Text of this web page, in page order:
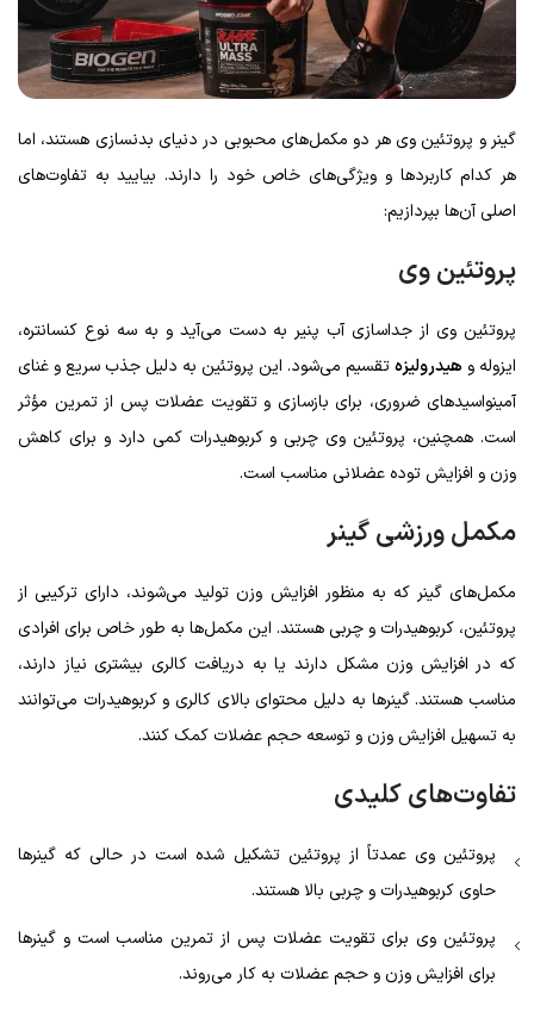
گینر و پروتئین وی هر دو مکمل‌های محبوبی در دنیای بدنسازی هستند، اما
هر کدام کاربردها و ویژگی‌های خاص خود را دارند. بیایید به تفاوت‌های
اصلی آن‌ها بپردازیم:
پروتئین وی
پروتئین وی از جداسازی آب پنیر به دست می‌آید و به سه نوع کنسانتره،
ایزوله و هیدرولیزهتقسیم می‌شود. این پروتئین به دلیل جذب سریع و غنای
آمینواسیدهای ضروری، برای بازسازی و تقویت عضلات پس از تمرین مؤثر
است. همچنین، پروتئین وی چربی و کربوهیدرات کمی دارد و برای کاهش
وزن و افزایش توده عضلانی مناسب است.
مکمل ورزشی گینر
مکمل‌های گینر که به منظور افزایش وزن تولید می‌شوند، دارای ترکیبی از
پروتئین، کربوهیدرات و چربی هستند. این مکمل‌ها به طور خاص برای افرادی
که در افزایش وزن مشکل دارند یا به دریافت کالری بیشتری نیاز دارند،
مناسب هستند. گینرها به دلیل محتوای بالای کالری و کربوهیدرات می‌توانند
به تسهیل افزایش وزن و توسعه حجم عضلات کمک کنند.
تفاوت‌هایکلیدی
پروتئین وی عمدتاً از پروتئین تشکیل شده است در حالی که گینرها
حاوی کربوهیدرات و چربی بالا هستند.
پروتئین وی برای تقویت عضلات پس از تمرین مناسب است و گینرها
برای افزایش وزن و حجم عضلات به کار می‌روند.